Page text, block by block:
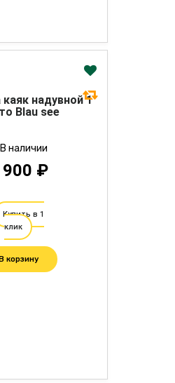
надувной 1
Blau see
наличии
900 ₽
Купить в 1
клик
корзину